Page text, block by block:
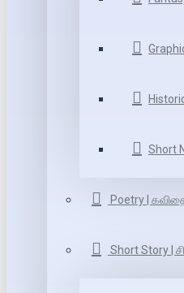
Short
Poetry |
Short Story |